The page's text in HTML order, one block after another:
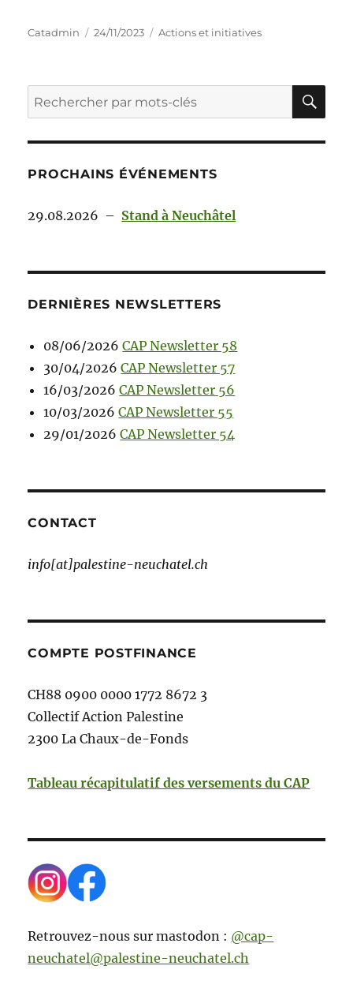
Catadmin 24/11/2023 Actions et initiatives
PROCHAINS ÉVÉNEMENTS
29.08.2026 – Stand à Neuchâtel
DERNIÈRES NEWSLETTERS
08/06/2026 CAP Newsletter 58
30/04/2026 CAP Newsletter 57
16/03/2026 CAP Newsletter 56
10/03/2026 CAP Newsletter 55
29/01/2026 CAP Newsletter 54
CONTACT
info[at]palestine-neuchatel.ch
COMPTE POSTFINANCE
CH88 0900 0000 1772 8672 3
Collectif Action Palestine
2300 La Chaux-de-Fonds
Tableau récapitulatif des versements du CAP
Retrouvez-nous sur mastodon : @cap-
neuchatel@palestine-neuchatel.ch